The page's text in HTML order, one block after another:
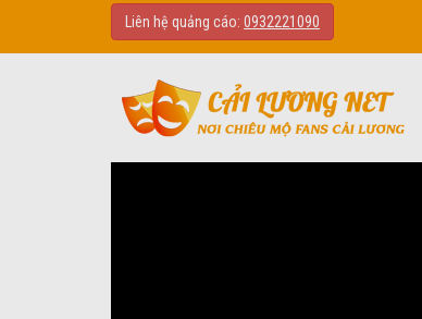
Liên hệ quảng cáo: 0932221090